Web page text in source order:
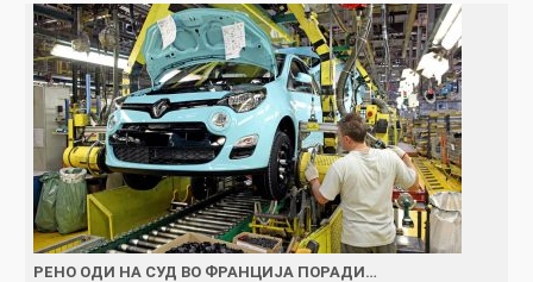
РЕНО ОДИ НА СУД ВО ФРАНЦИЈА ПОРАДИ…